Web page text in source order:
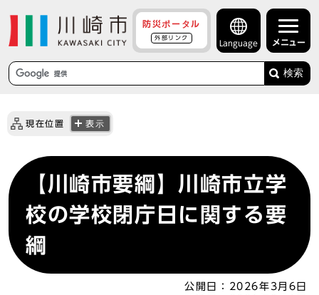
防災ポータル
外部リンク
Language メニュー
検索
現在位置 表示
【川崎市要綱】川崎市立学
校の学校閉庁日に関する要
綱
公開日：
2026年3月6日